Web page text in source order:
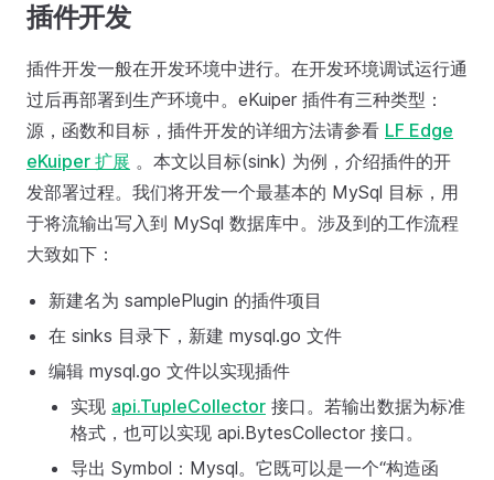
插件开发
插件开发一般在开发环境中进行。在开发环境调试运行通
过后再部署到生产环境中。eKuiper 插件有三种类型：
源，函数和目标，插件开发的详细方法请参看 LF Edge
eKuiper 扩展 。本文以目标(sink) 为例，介绍插件的开
发部署过程。我们将开发一个最基本的 MySql 目标，用
于将流输出写入到 MySql 数据库中。涉及到的工作流程
大致如下：
新建名为 samplePlugin 的插件项目
在 sinks 目录下，新建 mysql.go 文件
编辑 mysql.go 文件以实现插件
实现 api.TupleCollector 接口。若输出数据为标准
格式，也可以实现 api.BytesCollector 接口。
导出 Symbol：Mysql。它既可以是一个“构造函